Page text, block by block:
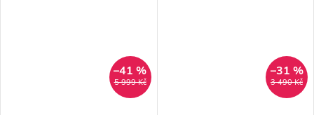
5 999 Kč
–41 %
3 490 Kč
–31 %